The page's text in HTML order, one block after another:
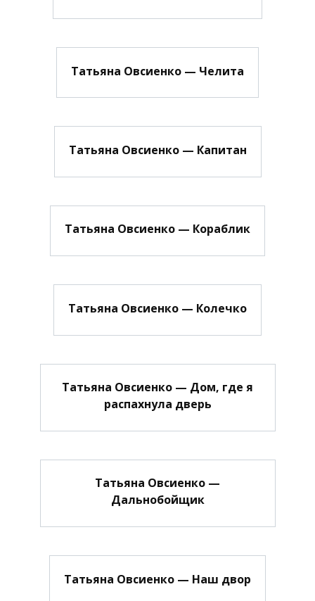
Татьяна Овсиенко — Челита
Татьяна Овсиенко — Капитан
Татьяна Овсиенко — Кораблик
Татьяна Овсиенко — Колечко
Татьяна Овсиенко — Дом, где я
распахнула дверь
Татьяна Овсиенко —
Дальнобойщик
Татьяна Овсиенко — Наш двор